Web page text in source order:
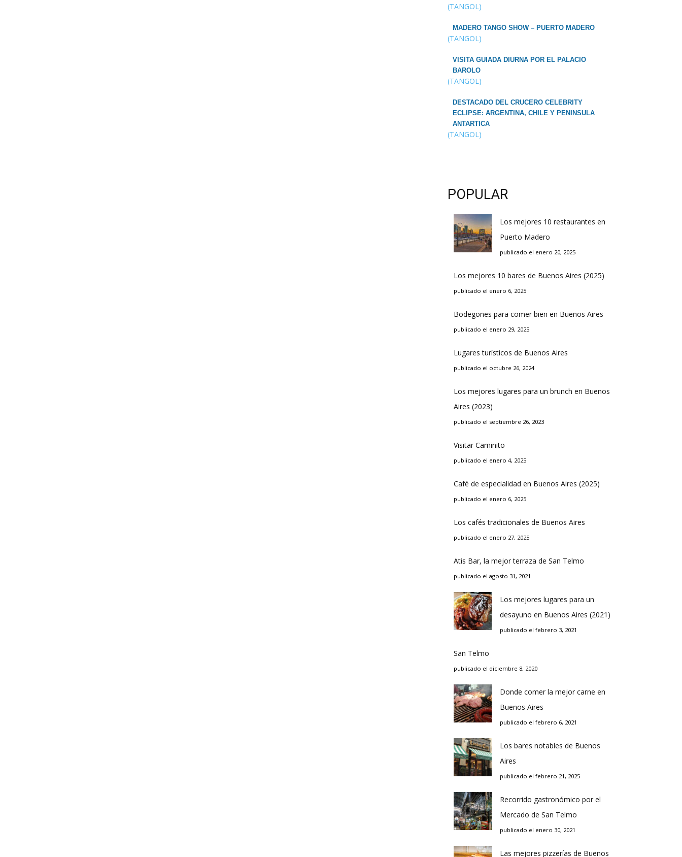
(TANGOL)
MADERO TANGO SHOW – PUERTO MADERO
(TANGOL)
VISITA GUIADA DIURNA POR EL PALACIO
BAROLO
(TANGOL)
DESTACADO DEL CRUCERO CELEBRITY
ECLIPSE: ARGENTINA, CHILE Y PENINSULA
ANTARTICA
(TANGOL)
POPULAR
Los mejores 10 restaurantes en
Puerto Madero
publicado el enero 20, 2025
Los mejores 10 bares de Buenos Aires (2025)
publicado el enero 6, 2025
Bodegones para comer bien en Buenos Aires
publicado el enero 29, 2025
Lugares turísticos de Buenos Aires
publicado el octubre 26, 2024
Los mejores lugares para un brunch en Buenos
Aires (2023)
publicado el septiembre 26, 2023
Visitar Caminito
publicado el enero 4, 2025
Café de especialidad en Buenos Aires (2025)
publicado el enero 6, 2025
Los cafés tradicionales de Buenos Aires
publicado el enero 27, 2025
Atis Bar, la mejor terraza de San Telmo
publicado el agosto 31, 2021
Los mejores lugares para un
desayuno en Buenos Aires (2021)
publicado el febrero 3, 2021
San Telmo
publicado el diciembre 8, 2020
Donde comer la mejor carne en
Buenos Aires
publicado el febrero 6, 2021
Los bares notables de Buenos
Aires
publicado el febrero 21, 2025
Recorrido gastronómico por el
Mercado de San Telmo
publicado el enero 30, 2021
Las mejores pizzerías de Buenos